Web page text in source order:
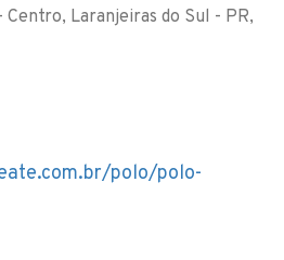
Laranjeiras do Sul - PR,
polo/polo-